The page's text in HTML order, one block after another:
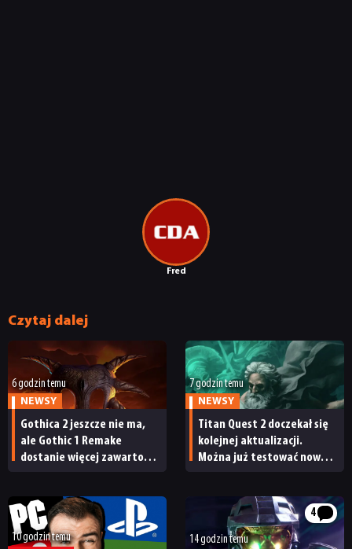
Fred
Czytaj dalej
6 godzin temu
NEWSY
Gothica 2 jeszcze nie ma,
ale Gothic 1 Remake
dostanie więcej zawartości.
7 godzin temu
NEWSY
Titan Quest 2 doczekał się
kolejnej aktualizacji.
Można już testować nową
10 godzin temu
4
14 godzin temu